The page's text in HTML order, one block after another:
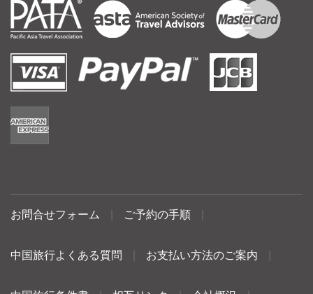
お問合せフォーム ご予約の手順
中国旅行よくある質問 お支払い方法のご案内